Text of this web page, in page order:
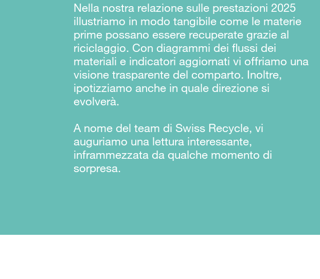
Nella nostra relazione sulle prestazioni 2025
illustriamo in modo tangibile come le materie
prime possano essere recuperate grazie al
riciclaggio. Con diagrammi dei flussi dei
materiali e indicatori aggiornati vi offriamo una
visione trasparente del comparto. Inoltre,
ipotizziamo anche in quale direzione si
evolverà.
A nome del team di Swiss Recycle, vi
auguriamo una lettura interessante,
inframmezzata da qualche momento di
sorpresa.